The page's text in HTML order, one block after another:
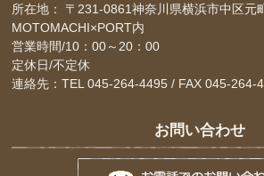
所在地： 〒231-0861神奈川県横浜市中区元
MOTOMACHI×PORT内
営業時間/10：00～20：00
定休日/不定休
連絡先：TEL 045-264-4495 / FAX 045-264-
お問い合わせ